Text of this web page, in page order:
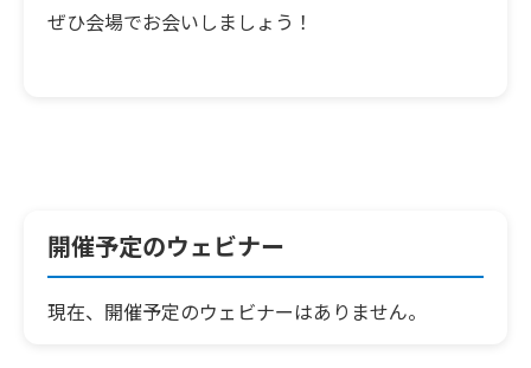
ぜひ会場でお会いしましょう！
開催予定のウェビナー
現在、開催予定のウェビナーはありません。